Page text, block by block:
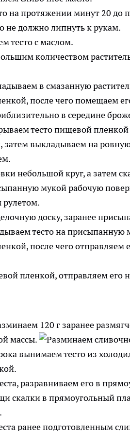
на протяжении минут 20 до
не должно липнуть к рукам.
количеством
после чего помещаем
в середине
выкладываем на
небольшой круг, а затем
доску, заранее
после чего отправляем
120 г заранее
массы.
вынимаем тесто из
скалки в прямоугольный
ранее подготовленным